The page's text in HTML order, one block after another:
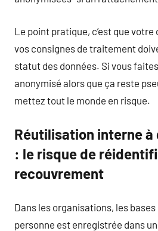
Le point pratique, c’est que
vos consignes de traitement
statut des données. Si vous
anonymisé alors que ça reste
mettez tout le monde en risque.
Réutilisation interne à
: le risque de
recouvrement
Dans les organisations, les
personne est enregistrée dans